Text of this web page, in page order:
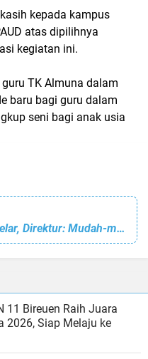
kepada kampus
atas dipilihnya
kegiatan ini.
TK Almuna dalam
baru bagi guru dalam
seni bagi anak usia
Semnas ke-6 PNL Sukses Digelar, Direktur: Mudah-mudahan Bermanfaat
11 Bireuen Raih Juara
2026, Siap Melaju ke